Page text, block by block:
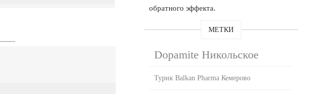
обратного эффекта.
МЕТКИ
Dopamite Никольское
Турик Balkan Pharma Кемерово